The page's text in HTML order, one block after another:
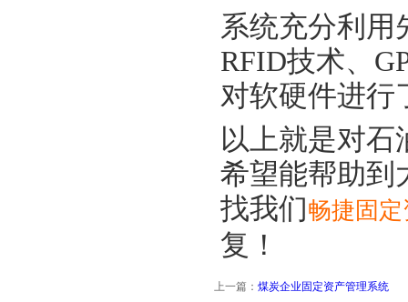
系统充分利用
RFID技术、
对软硬件进
以上就是对石
希望能帮助到
找我们畅捷固
复！
上一篇： 煤炭企业固定资产管理系统